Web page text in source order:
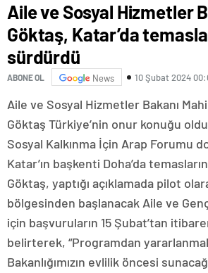
Aile ve Sosyal Hizmetler
Göktaş, Katar’da
sürdürdü
ABONE OL News 10 Şubat 2024
Aile ve Sosyal Hizmetler Bakanı
Göktaş Türkiye’nin onur konuğu
Sosyal Kalkınma İçin Arap Forumu
Katar’ın başkenti Doha’da
Göktaş, yaptığı açıklamada pilot
bölgesinden başlanacak Aile ve
için başvuruların 15 Şubat’tan
belirterek, “Programdan
Bakanlığımızın evlilik öncesi